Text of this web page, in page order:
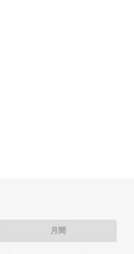
月間